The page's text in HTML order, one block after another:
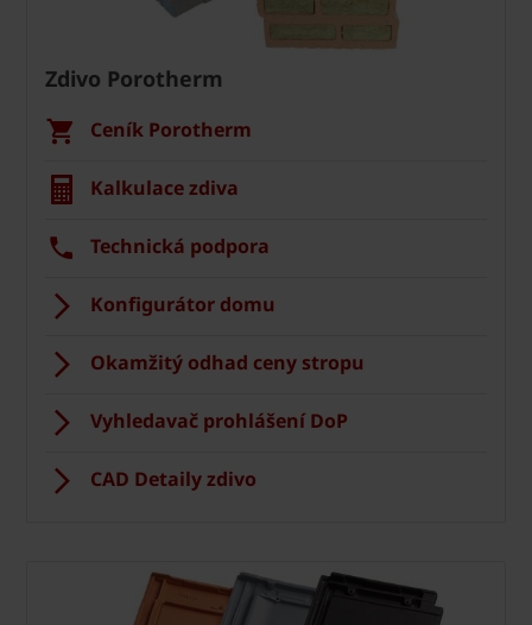
Zdivo Porotherm
Ceník Porotherm
Kalkulace zdiva
Technická podpora
Konfigurátor domu
Okamžitý odhad ceny stropu
Vyhledavač prohlášení DoP
CAD Detaily zdivo